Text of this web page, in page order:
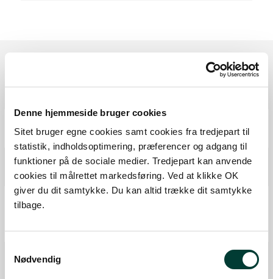
Denne hjemmeside bruger cookies
Sitet bruger egne cookies samt cookies fra tredjepart til
statistik, indholdsoptimering, præferencer og adgang til
funktioner på de sociale medier. Tredjepart kan anvende
cookies til målrettet markedsføring. Ved at klikke OK
giver du dit samtykke. Du kan altid trække dit samtykke
tilbage.
Nødvendig
Ruten i detaljer
Samlet:0 km
Fiskeri tilladt
Fra forrige:2,6 km Samlet:2,6 km
P-plads
Fra forrige:0,1 km Samlet:2,6 km
P-plads